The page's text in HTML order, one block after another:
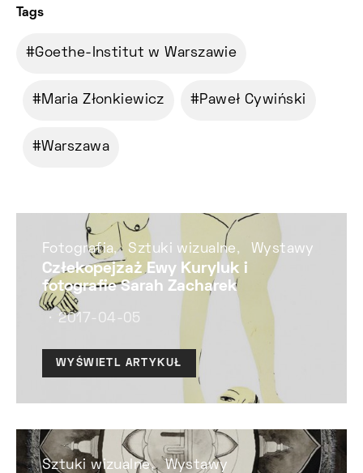
Tags
Goethe-Institut w Warszawie
Maria Złonkiewicz Paweł Cywiński
Warszawa
Fotografia Sztuki wizualne Wystawy
Człekopejzaż Ewy Kuryluk i
fotografie Sarah Zacharek
2017-04-05
WYŚWIETL ARTYKUŁ
Sztuki wizualne Wystawy